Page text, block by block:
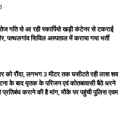
तेज गति से आ रही स्कार्पियो खड़ी कंटेनर से टकराई
पत्थलगांव सिविल अस्पताल में कराया गया भर्ती
को रौंदा, लगभग 3 मीटर तक घसीटते रही लाश शव
के बाद मृतक के परिजन एवं कोतबावासी बैठे धरने
प्रतिबंध कराने की है मांग, मौके पर पहुंची पुलिस एवम